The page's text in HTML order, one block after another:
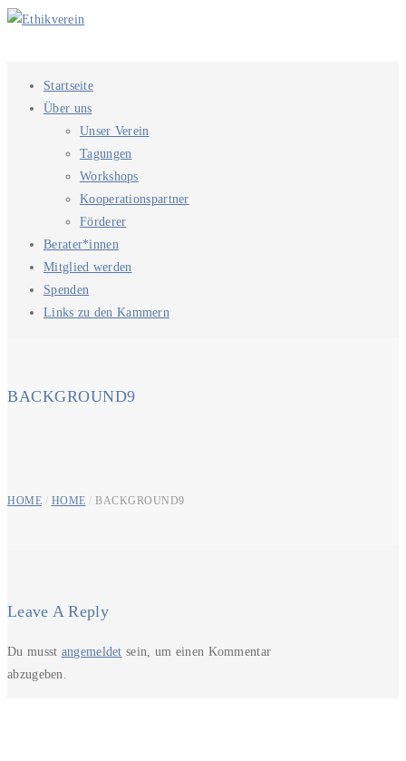
Startseite
Über uns
Unser Verein
Tagungen
Workshops
Kooperationspartner
Förderer
Berater*innen
Mitglied werden
Spenden
Links zu den Kammern
BACKGROUND9
HOME / HOME / BACKGROUND9
Leave A Reply
Du musst angemeldet sein, um einen Kommentar
abzugeben.